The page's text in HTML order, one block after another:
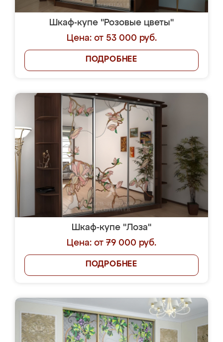
Шкаф-купе "Розовые цветы"
Цена: от 53 000 руб.
ПОДРОБНЕЕ
Шкаф-купе "Лоза"
Цена: от 79 000 руб.
ПОДРОБНЕЕ